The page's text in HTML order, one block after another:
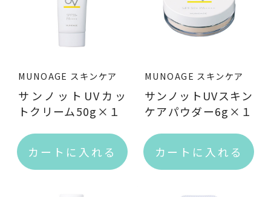
ブランド一覧
商品一覧（カテゴリ別）
スキンケア
MUNOAGE スキンケア
サンノットUVカッ
トクリーム50g×１
カートに入れる
MUNOAGE スキンケア
サンノットUVスキン
ケアパウダー6g×１
カートに入れる